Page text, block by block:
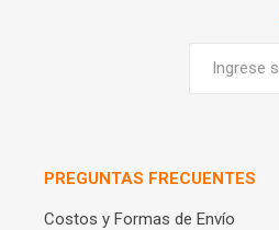
PREGUNTAS FRECUENTES
Costos y Formas de Envío